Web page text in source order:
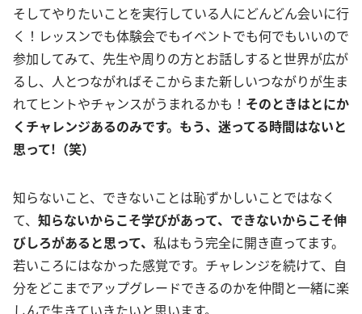
そしてやりたいことを実行している人にどんどん会いに行
く！レッスンでも体験会でもイベントでも何でもいいので
参加してみて、先生や周りの方とお話しすると世界が広が
るし、人とつながればそこからまた新しいつながりが生ま
れてヒントやチャンスがうまれるかも！ そのときはとにか
くチャレンジあるのみです。もう、迷ってる時間はないと
思って!（笑）
知らないこと、できないことは恥ずかしいことではなく
て、 知らないからこそ学びがあって、できないからこそ伸
びしろがあると思って、 私はもう完全に開き直ってます。
若いころにはなかった感覚です。チャレンジを続けて、自
分をどこまでアップグレードできるのかを仲間と一緒に楽
しんで生きていきたいと思います。